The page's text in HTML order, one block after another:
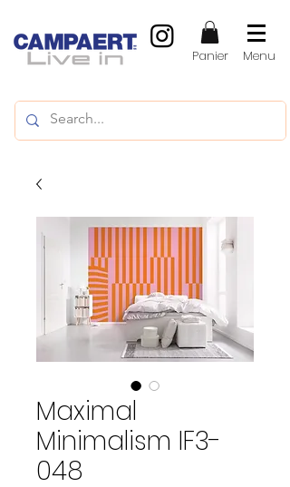
Panier Menu
Maximal
Minimalism IF3-
048